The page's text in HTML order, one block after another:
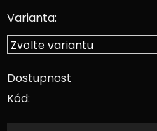
Varianta:
Dostupnost
Kód: